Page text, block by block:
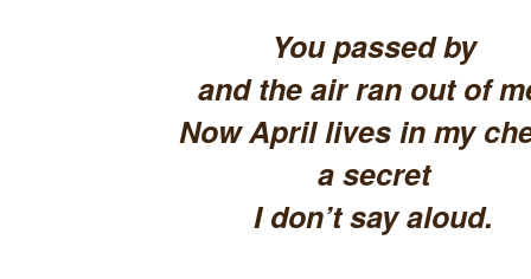
You passed by
and the air ran out of
Now April lives in my
a secret
I don’t say aloud.